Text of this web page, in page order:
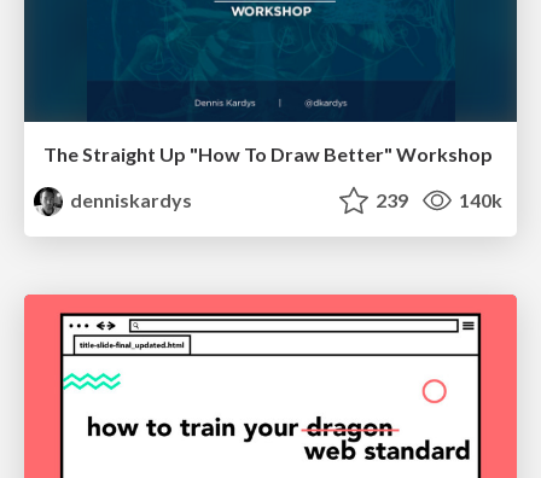
The Straight Up "How To Draw Better" Workshop
denniskardys
239 140k